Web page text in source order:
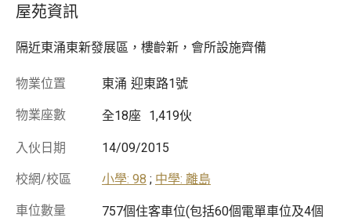
屋苑資訊
隔近東涌東新發展區，樓齡新，會所設施齊備
物業位置 東涌 迎東路1號
物業座數 全18座 1,419伙
入伙日期 14/09/2015
校網/校區 小學: 98 ; 中學: 離島
車位數量
757個住客車位(包括60個電單車位及4個